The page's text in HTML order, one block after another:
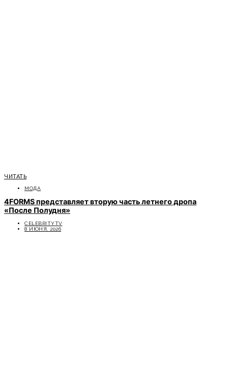
ЧИТАТЬ
МОДА
4FORMS представляет вторую часть летнего дропа
«После Полудня»
CELEBRITYTV
8 ИЮНЯ, 2026